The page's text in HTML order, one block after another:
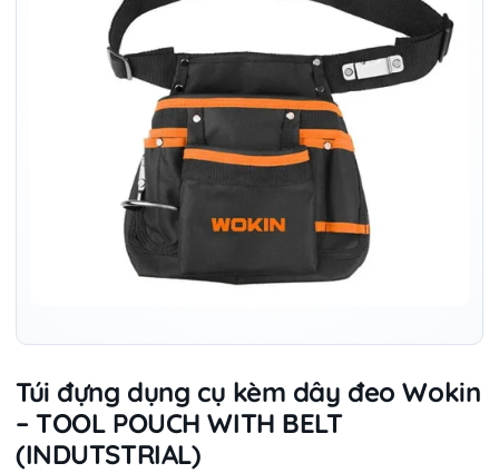
Túi đựng dụng cụ kèm dây đeo Wokin
– TOOL POUCH WITH BELT
(INDUTSTRIAL)